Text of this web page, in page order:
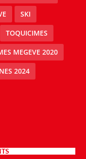
SKI
TOQUICIMES
MEGEVE 2020
2024